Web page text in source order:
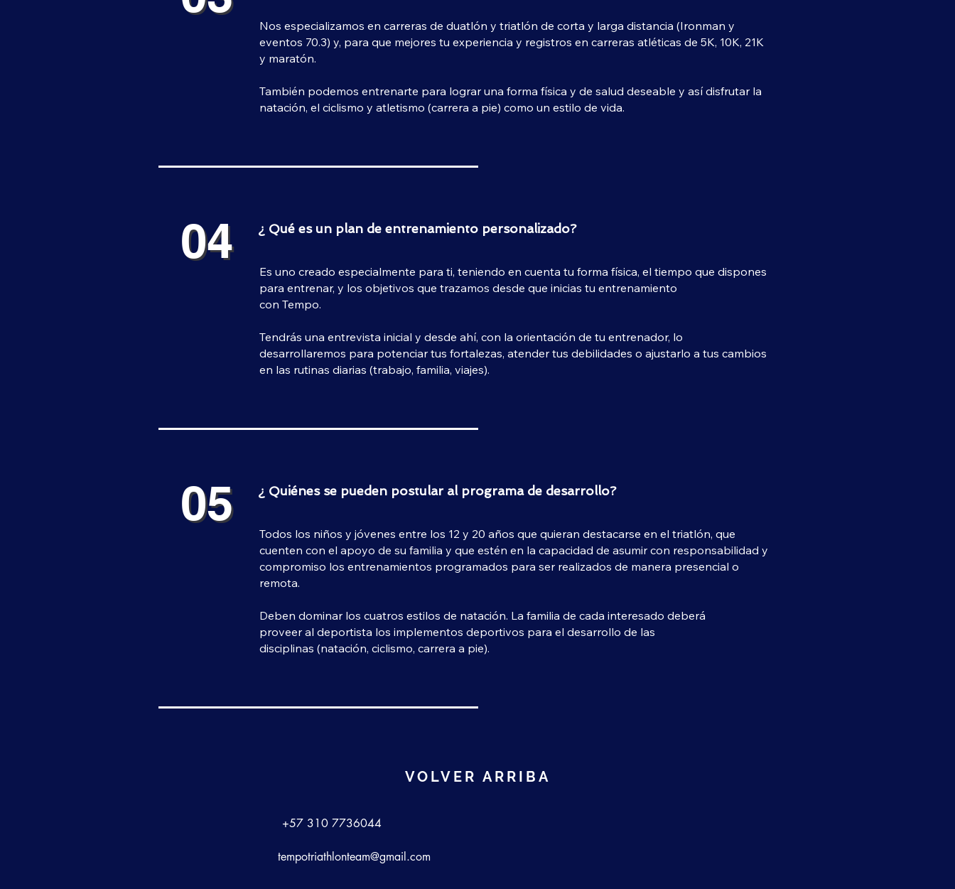
Nos especializamos en carreras de duatlón y triatlón de corta y larga distancia (Ironman y
eventos 70.3) y, para que mejores tu experiencia y registros en carreras atléticas de 5K, 10K, 21K
y maratón.
También podemos entrenarte para lograr una forma física y de salud deseable y así disfrutar la
natación, el ciclismo y atletismo (carrera a pie) como un estilo de vida.
04
04 ¿ Qué es un plan de entrenamiento personalizado?
Es uno creado especialmente para ti, teniendo en cuenta tu forma física, el tiempo que dispones
para entrenar, y los objetivos que trazamos desde que inicias tu entrenamiento
con Tempo.
Tendrás una entrevista inicial y desde ahí, con la orientación de tu entrenador, lo
desarrollaremos para potenciar tus fortalezas, atender tus debilidades o ajustarlo a tus cambios
en las rutinas diarias (trabajo, familia, viajes).
05
05 ¿ Quiénes se pueden postular al programa de desarrollo?
Todos los niños y jóvenes entre los 12 y 20 años que quieran destacarse en el triatlón, que
cuenten con el apoyo de su familia y que estén en la capacidad de asumir con responsabilidad y
compromiso los entrenamientos programados para ser realizados de manera presencial o
remota.
Deben dominar los cuatros estilos de natación. La familia de cada interesado deberá
proveer al deportista los implementos deportivos para el desarrollo de las
disciplinas (natación, ciclismo, carrera a pie).
VOLVER ARRIBA
+57 310 7736044
tempotriathlonteam@gmail.com